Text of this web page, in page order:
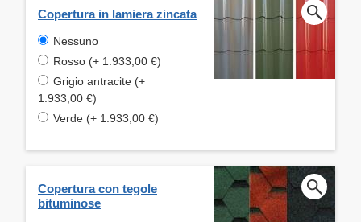
Copertura in lamiera zincata
Nessuno
Rosso (+ 1.933,00 €)
Grigio antracite (+
1.933,00 €)
Verde (+ 1.933,00 €)
Copertura con tegole
bituminose